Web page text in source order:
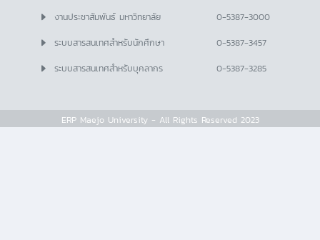
งานประชาสัมพันธ์ มหาวิทยาลัย
0-5387-3000
ระบบสารสนเทศสำหรับนักศึกษา
0-5387-3457
ระบบสารสนเทศสำหรับบุคลากร
0-5387-3285
ERP Maejo University - All Rights Reserved 2023